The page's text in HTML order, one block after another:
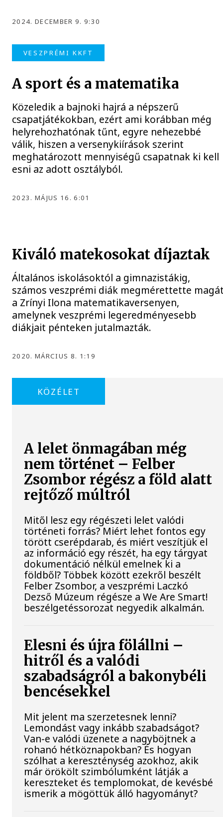
2024. DECEMBER 9. 9:30
VESZPRÉMI KKFT
A sport és a matematika
Közeledik a bajnoki hajrá a népszerű
csapatjátékokban, ezért ami korábban még
helyrehozhatónak tűnt, egyre nehezebbé
válik, hiszen a versenykiírások szerint
meghatározott mennyiségű csapatnak ki kell
esni az adott osztályból.
2023. MÁJUS 16. 6:01
Kiváló matekosokat díjaztak
Általános iskolásoktól a gimnazistákig,
számos veszprémi diák megmérettette
a Zrínyi Ilona matematikaversenyen,
amelynek veszprémi legeredményesebb
diákjait pénteken jutalmazták.
2020. MÁRCIUS 8. 1:19
KÖZÉLET
A lelet önmagában még
nem történet – Felber
Zsombor régész a föld alatt
rejtőző múltról
Mitől lesz egy régészeti lelet valódi
történeti forrás? Miért lehet fontos egy
törött cserépdarab, és miért veszítjük el
az információ egy részét, ha egy tárgyat
dokumentáció nélkül emelnek ki a
földből? Többek között ezekről beszélt
Felber Zsombor, a veszprémi Laczkó
Dezső Múzeum régésze a We Are Smart!
beszélgetéssorozat negyedik alkalmán.
Elesni és újra fölállni –
hitről és a valódi
szabadságról a bakonybéli
bencésekkel
Mit jelent ma szerzetesnek lenni?
Lemondást vagy inkább szabadságot?
Van-e valódi üzenete a nagyböjtnek a
rohanó hétköznapokban? És hogyan
szólhat a kereszténység azokhoz, akik
már örökölt szimbólumként látják a
kereszteket és templomokat, de kevésbé
ismerik a mögöttük álló hagyományt?